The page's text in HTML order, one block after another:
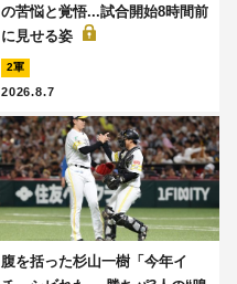
の苦悩と覚悟...試合開始8時間前
に見せる姿
2軍
2026.8.7
腹を括った杉山一樹「今年イ